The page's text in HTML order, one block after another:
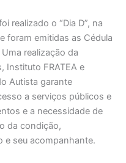
realizado o “Dia D”, na
foram emitidas as Cédula
realização da
Instituto FRATEA e
Autista garante
a serviços públicos e
e a necessidade de
da condição,
e seu acompanhante.